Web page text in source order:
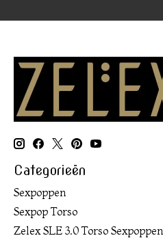
Categorieën
Sexpoppen
Sexpop Torso
Zelex SLE 3.0 Torso Sexpoppen